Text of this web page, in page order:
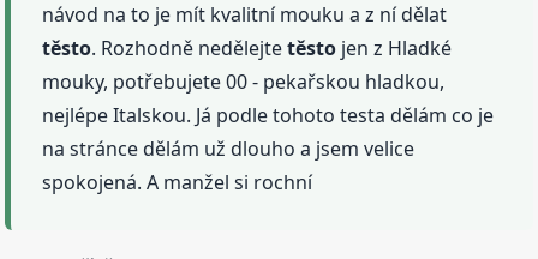
návod na to je mít kvalitní mouku a z ní dělat
těsto. Rozhodně nedělejtetěsto jen z Hladké
mouky, potřebujete 00 - pekařskou hladkou,
nejlépe Italskou. Já podle tohoto testa dělám co je
na stránce dělám už dlouho a jsem velice
spokojená. A manžel si rochní